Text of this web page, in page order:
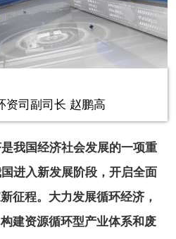
Picture-
in-
Picture
资司副司长 赵鹏高
我国经济社会发展的一项重
进入新发展阶段，开启全面
征程。大力发展循环经济，
建资源循环型产业体系和废